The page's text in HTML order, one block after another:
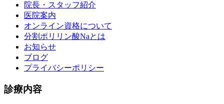
院長・スタッフ紹介
医院案内
オンライン資格について
分割ポリリン酸Naとは
お知らせ
ブログ
プライバシーポリシー
診療内容